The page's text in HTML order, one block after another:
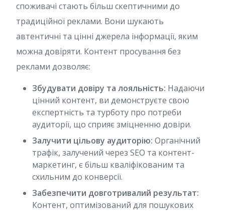
споживачі стають більш скептичними до
традиційної реклами. Вони шукають
автентичні та цінні джерела інформації, яким
можна довіряти. Контент просування без
реклами дозволяє:
Збудувати довіру та лояльність: Надаючи
цінний контент, ви демонструєте свою
експертність та турботу про потреби
аудиторії, що сприяє зміцненню довіри.
Залучити цільову аудиторію: Органічний
трафік, залучений через SEO та контент-
маркетинг, є більш кваліфікованим та
схильним до конверсії.
Забезпечити довготривалий результат:
Контент, оптимізований для пошукових